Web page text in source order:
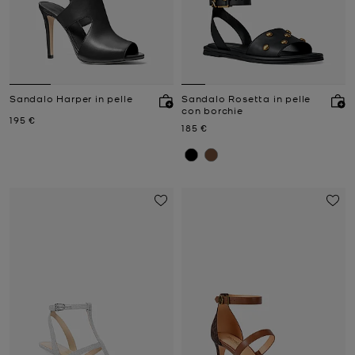
Sandalo Harper in pelle
Prezzo attuale
195 €
Sandalo Rosetta in pelle
con borchie
Prezzo attuale
185 €